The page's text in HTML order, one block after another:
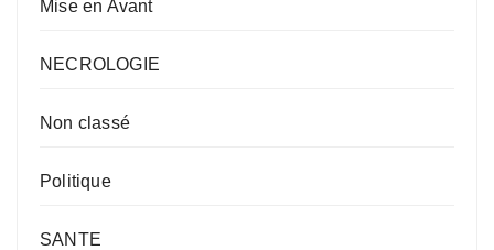
Mise en Avant
NECROLOGIE
Non classé
Politique
SANTE